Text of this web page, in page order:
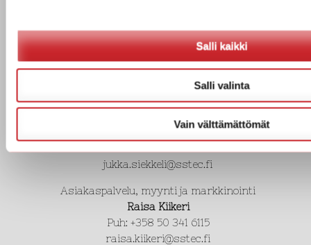
Salli kaikki
Salli valinta
Vain välttämättömät
Me löydymme myös sosiaalisesta mediasta!
YHTEYSTIEDOT
Jukka Siekkeli
jukka.siekkeli@sstec.fi
Asiakaspalvelu, myynti ja markkinointi
Raisa Kiikeri
Puh: +358 50 341 6115
raisa.kiikeri@sstec.fi